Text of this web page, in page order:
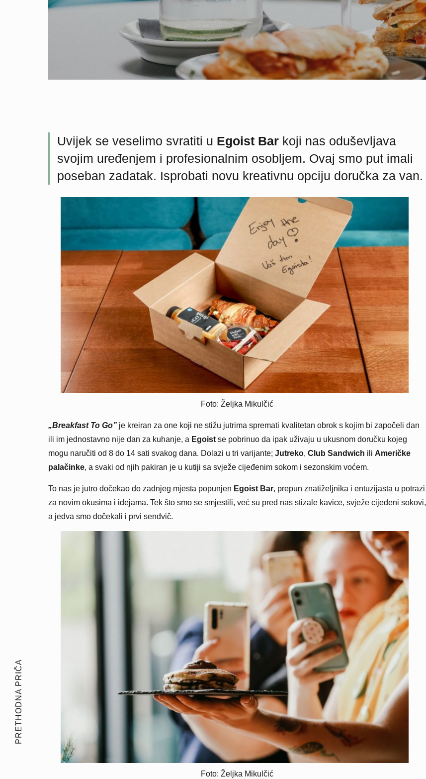
PRETHODNA PRIČA
Uvijek se veselimo svratiti u Egoist Bar koji nas oduševljava
svojim uređenjem i profesionalnim osobljem. Ovaj smo put imali
poseban zadatak. Isprobati novu kreativnu opciju doručka za van.
Foto: Željka Mikulčić
„Breakfast To Go” je kreiran za one koji ne stižu jutrima spremati kvalitetan obrok s kojim bi započeli dan
ili im jednostavno nije dan za kuhanje, a Egoist se pobrinuo da ipak uživaju u ukusnom doručku kojeg
mogu naručiti od 8 do 14 sati svakog dana. Dolazi u tri varijante; Jutreko, Club Sandwich ili Američke
palačinke, a svaki od njih pakiran je u kutiji sa svježe cijeđenim sokom i sezonskim voćem.
To nas je jutro dočekao do zadnjeg mjesta popunjen Egoist Bar, prepun znatiželjnika i entuzijasta u potrazi
za novim okusima i idejama. Tek što smo se smjestili, već su pred nas stizale kavice, svježe cijeđeni sokovi,
a jedva smo dočekali i prvi sendvič.
Foto: Željka Mikulčić